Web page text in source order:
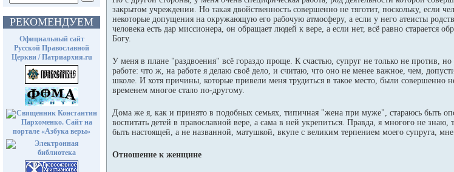
РЕКОМЕНДУЕМ
Официальный сайт
Русской Православной
Церкви / Патриархия.ru
закрытом учреждении. Но такая двойственность совершенно не тяготит, поскольку, если
некоторые допущения на окружающую его рабочую атмосферу, а если у него атеисты
человека есть дар миссионера, он обращает людей к вере, а если нет, всё равно старается
Богу.
У меня в плане "раздвоения" всё гораздо проще. К счастью, супруг не только не против,
работе: что ж, на работе я делаю своё дело, и считаю, что оно не менее важное, чем,
школе. И хотя причины, которые привели меня трудиться в такое место, были совершенно
временем многое стало по-другому.
Дома же я, как и принято в подобных семьях, типичная "жена при муже", стараюсь быть
воспитать детей в православной вере, а сама в ней укрепиться. Правда, я многого не
быть настоящей, а не названной, матушкой, вкупе с великим терпением моего супруга, мне
Отношение к женщине